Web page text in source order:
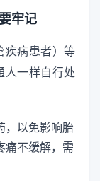
牢记
疾病患者）等
人一样自行处
，以免影响胎
痛不缓解，需